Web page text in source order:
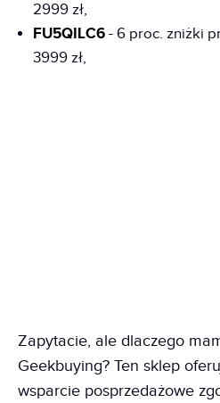
2999 zł,
FU5QILC6 - 6 proc. zniżki
3999 zł,
Zapytacie, ale dlaczego
Geekbuying? Ten sklep
wsparcie posprzedażowe